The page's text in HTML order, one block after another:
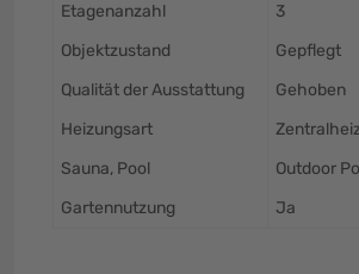
Etagenanzahl
3
Objektzustand
Gepflegt
Qualität der Ausstattung
Gehoben
Heizungsart
Sauna, Pool
Outdoor
Gartennutzung
Ja